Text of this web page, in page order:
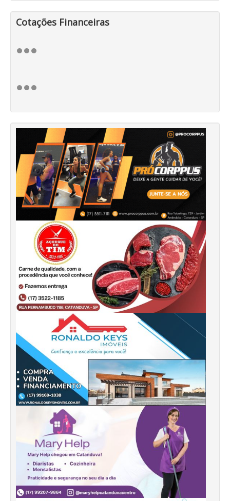
Cotações Financeiras